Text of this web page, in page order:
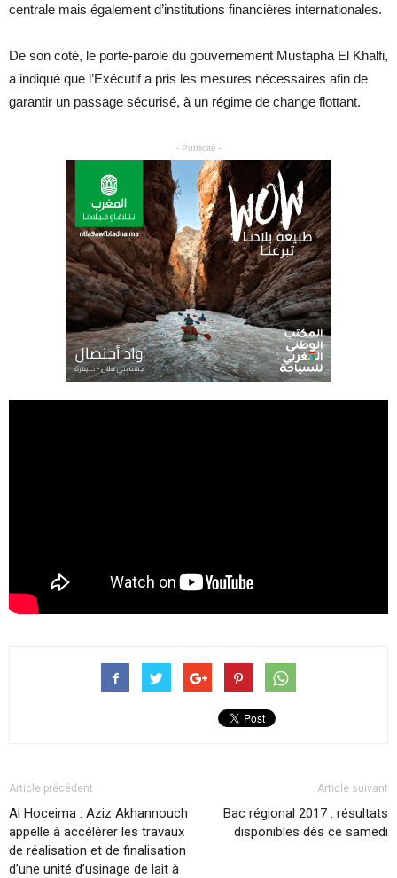
centrale mais également d’institutions financières internationales.
De son coté, le porte-parole du gouvernement Mustapha El Khalfi,
a indiqué que l’Exécutif a pris les mesures nécessaires afin de
garantir un passage sécurisé, à un régime de change flottant.
- Publicité -
Article précédent
Al Hoceima : Aziz Akhannouch
appelle à accélérer les travaux
de réalisation et de finalisation
d’une unité d’usinage de lait à
Article suivant
Bac régional 2017 : résultats
disponibles dès ce samedi